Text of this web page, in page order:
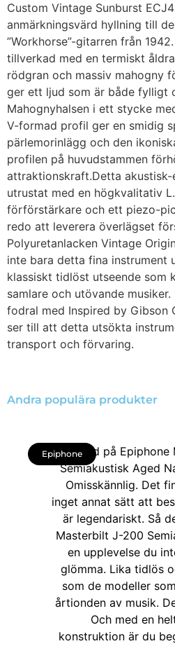
Custom Vintage Sunburst
anmärkningsvärd hyllning till
”Workhorse”-gitarren från
tillverkad med en termiskt
rödgran och massiv mahogny
ger ett ljud som är både fylligt
Mahognyhalsen i ett stycke
V-formad profil ger en smidig
pärlemorinlägg och den
profilen på huvudstammen
attraktionskraft.Detta
utrustat med en högkvalitativ
förförstärkare och ett piezo-
redo att leverera överlägset
Polyuretanlacken Vintage
inte bara detta fina instrument
klassiskt tidlöst utseende som
samlare och utövande
fodral med Inspired by Gibson
ser till att detta utsökta
transport och förvaring.
Andra populära produkter
Epiphone